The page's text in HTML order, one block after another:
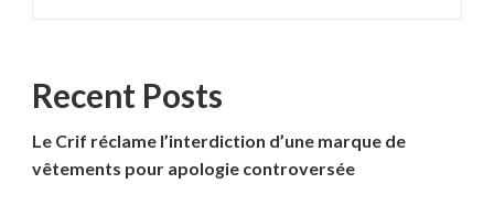
Recent Posts
Le Crif réclame l’interdiction d’une marque de
vêtements pour apologie controversée